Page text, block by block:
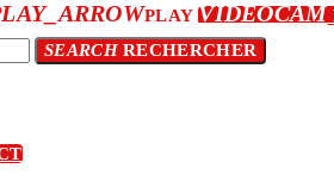
PLAY VIDEOCAM
SEARCHRECHERCHER